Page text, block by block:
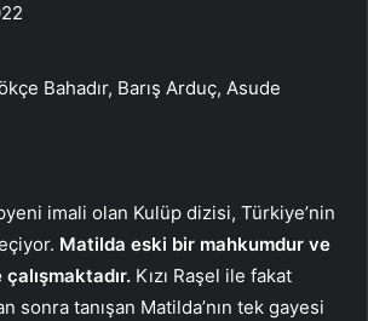
Bahadır, Barış Arduç, Asude
imali olan Kulüp dizisi, Türkiye’nin
Matilda eski bir mahkumdur ve
Kızı Raşel ile fakat
sonra tanışan Matilda’nın tek gayesi